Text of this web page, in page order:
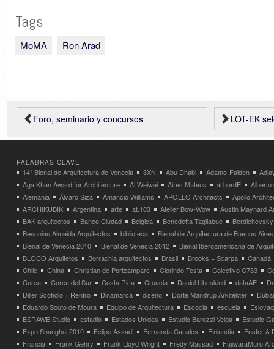
Tags
MoMA Ron Arad
LOT-EK
Foro, seminario y concursos
PALABRAS CLAVE
14° Bienal de Arquitectura de Venecia 3XN Abu Dhabi Adamo-Faiden
Aga Khan Award for Architecture
Ai Weiwei Aires Mateus al bordE
Alberto
Alemania
Álvaro Siza Amancio Williams APOLLO Architects
Apollo
ARCHIKUBIK
Argentina arte at.103 Atelier Bow-Wow
Austin Maynard
BAK arquitectos
Banco Ciudad Belgica Benedetta Tagliabue
Besonias Almeida Arquitectos
biblioteca
Bienal de Arquitectura de Buenos Aires
Bienal de Venecia 2010
Bienal de Venecia 2012
Bienal Iberoamericana de
BLOCO Arquitetos
Borrachia arquitectos Brasil Brooks + Scarpa
Canadá
Chile
China Christian de Portzamparc Clorindo Testa Colectivo C733
Corea
Corea del Sur Costa Rica Croacia Daniel Libeskind dataAE
Diller Scofidio + Renfro
Dinamarca diseño Dorte Mandrup Arkitekter
Dubai
Eduardo Souto de Moura
Equipo de Arquitectura Escocia escuela
ESRAWE Studio
estadio Estados Unidos Estudio Barozzi Veiga
Estudio
Expo Shanghai 2010
Felipe Assadi Fernanda Canales Finlandia
Foster &
Francia
Frank Gehry Frank Lloyd Wright Fredy Massad
FujiwaraMuro